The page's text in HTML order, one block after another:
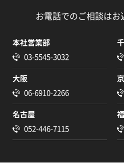
お電話でのご相談はお
本社営業部
03-5545-3032
大阪
06-6910-2266
名古屋
052-446-7115